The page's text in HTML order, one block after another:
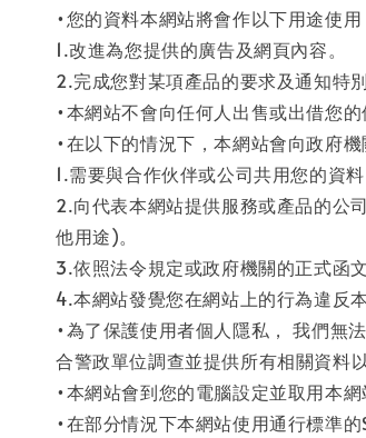
•您的資料本網站將會作以下用途使用
1.改進為您提供的廣告及網頁內容。
2.完成您對某項產品的要求及通知特
•本網站不會向任何人出售或出借您的
•在以下的情況下，本網站會向政府
1.需要與合作伙伴或公司共用您的資
2.向代表本網站提供服務或產品的公
他用途)。
3.依照法令規定或政府機關的正式函文
4.本網站發覺您在網站上的行為違反
•為了保護使用者個人隱私， 我們無
合警政單位調查並提供所有相關資料
•本網站會到您的電腦設定並取用本網
•在部分情況下本網站使用通行標準的